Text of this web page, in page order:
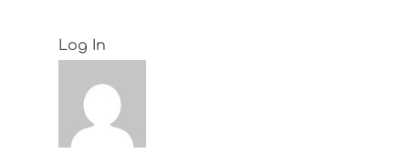
Log In